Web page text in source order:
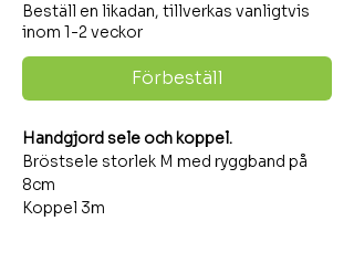
Beställ en likadan, tillverkas vanligtvis
inom 1-2 veckor
Förbeställ
Handgjord sele och koppel.
Bröstsele storlek M med ryggband på
8cm
Koppel 3m